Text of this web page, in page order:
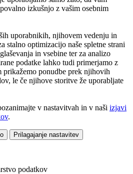
izkušnjo z vašim osebnim
uporabnikih, njihovem vedenju in
stalno optimizacijo naše spletne strani
in vsebine ter za analizo
podatke lahko tudi primerjamo z
ponudbe prek njihovih
le če njihove storitve že uporabljate
v nastavitvah in v naši izjavi
.
Prilagajanje nastavitev
podatkov